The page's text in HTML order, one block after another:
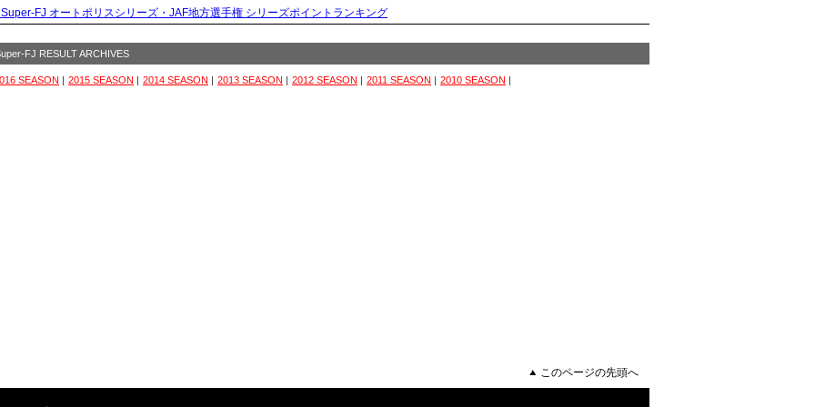
FJ オートポリスシリーズ・JAF地方選手権 シリーズポイントランキング
FJ RESULT ARCHIVES
SEASON | 2015 SEASON | 2014 SEASON | 2013 SEASON | 2012 SEASON | 2011 SEASON | 2010 SEASON |
このページの先頭へ